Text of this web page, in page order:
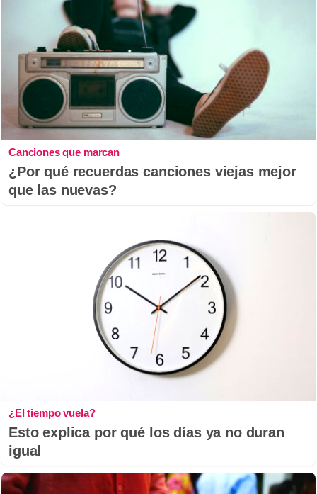
Canciones que marcan
¿Por qué recuerdas canciones viejas mejor
que las nuevas?
¿El tiempo vuela?
Esto explica por qué los días ya no duran
igual